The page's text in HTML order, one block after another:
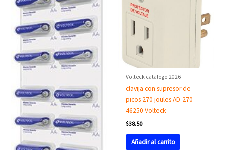
Volteck catalogo 2026
clavija con supresor de
picos 270 joules AD-270
46250 Volteck
$38.50
Añadir al carrito